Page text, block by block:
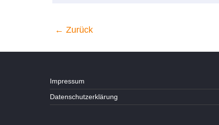
← Zurück
Impressum
Datenschutzerklärung